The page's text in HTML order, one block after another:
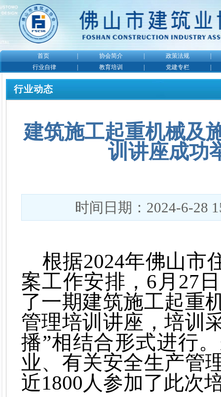
首页 协会简介 政策法规
行业自律
教育培训 党建专栏
行业动态
建筑施工起重机械及
训讲座成功
时间日期：2024-6-
根据2024年佛山市
案工作安排，6月27
了一期建筑施工起重
管理培训讲座，培训
播”相结合形式进行
业、有关安全生产管
近1800人参加了此次